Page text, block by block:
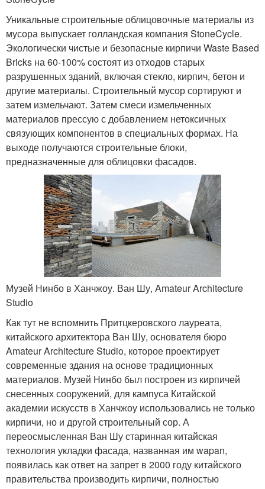
Уникальные строительные облицовочные материалы из
мусора выпускает голландская компания StoneCycle.
Экологически чистые и безопасные кирпичи Waste Based
Bricks на 60-100% состоят из отходов старых
разрушенных зданий, включая стекло, кирпич, бетон и
другие материалы. Строительный мусор сортируют и
затем измельчают. Затем смеси измельченных
материалов прессую с добавлением нетоксичных
связующих компонентов в специальных формах. На
выходе получаются строительные блоки,
предназначенные для облицовки фасадов.
Музей Нинбо в Ханчжоу. Ван Шу, Amateur Architecture
Studio
Как тут не вспомнить Притцкеровского лауреата,
китайского архитектора Ван Шу, основателя бюро
Amateur Architecture Studio, которое проектирует
современные здания на основе традиционных
материалов. Музей Нинбо был построен из кирпичей
снесенных сооружений, для кампуса Китайской
академии искусств в Ханчжоу использовались не только
кирпичи, но и другой строительный сор. А
переосмысленная Ван Шу старинная китайская
технология укладки фасада, названная им wapan,
появилась как ответ на запрет в 2000 году китайского
правительства производить кирпичи, полностью